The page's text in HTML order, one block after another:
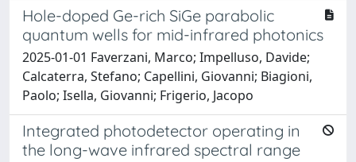
Hole-doped Ge-rich SiGe parabolic
quantum wells for mid-infrared photonics
2025-01-01 Faverzani, Marco; Impelluso, Davide;
Calcaterra, Stefano; Capellini, Giovanni; Biagioni,
Paolo; Isella, Giovanni; Frigerio, Jacopo
Integrated photodetector operating in
the long-wave infrared spectral range